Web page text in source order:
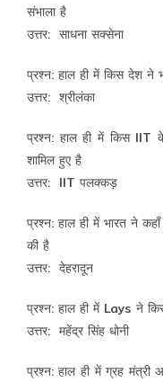
संभाला है
उत्तर: साधना सक्सेना
प्रश्न: हाल ही में किस देश ने
उत्तर: श्रीलंका
प्रश्न: हाल ही में किस IIT
शामिल हुए है
उत्तर: IIT पलक्कड़
प्रश्न: हाल ही में भारत ने
की है
उत्तर: देहरादून
प्रश्न: हाल ही में Lays ने
उत्तर: महेंद्र सिंह धोनी
प्रश्न: हाल ही में ग्रह